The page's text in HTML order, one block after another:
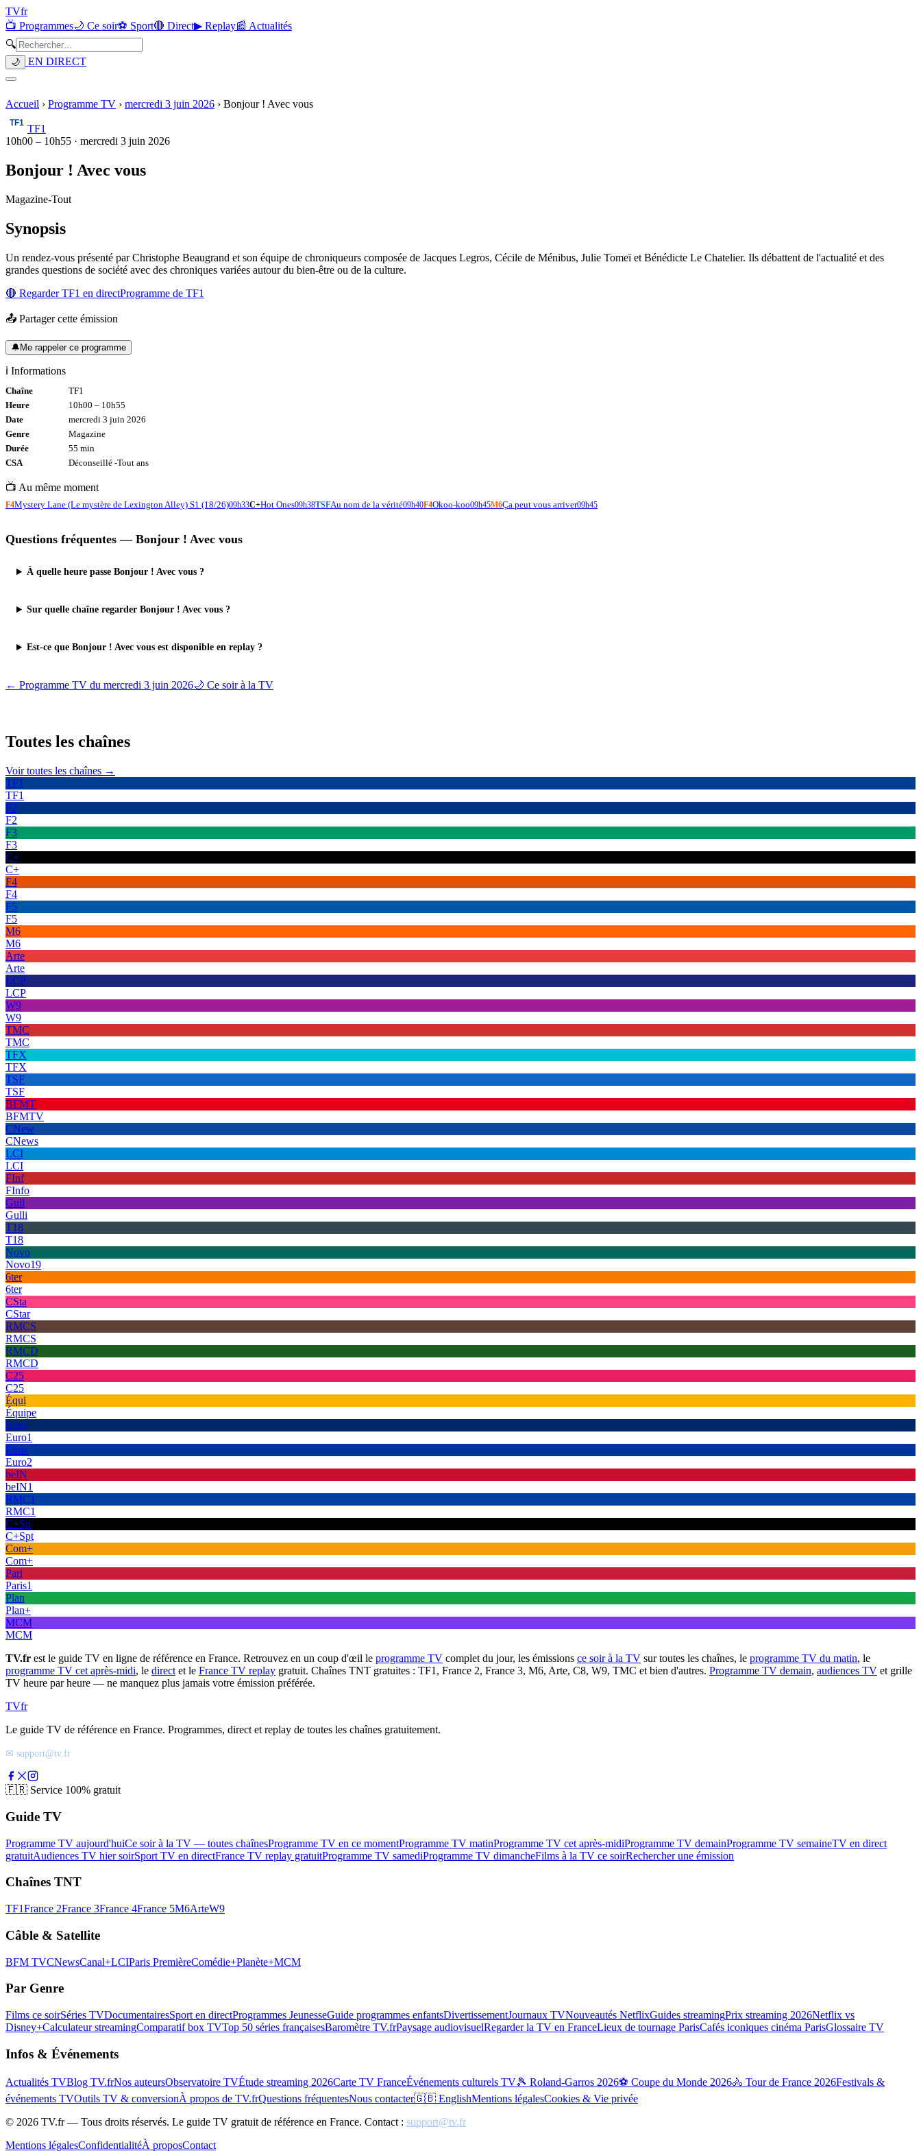
TVfr
📺 Programmes🌙 Ce soir⚽ Sport🔴 Direct▶ Replay📰 Actualités
🔍
🌙 EN DIRECT
Accueil › Programme TV › mercredi 3 juin 2026 › Bonjour ! Avec vous
TF1
10h00 – 10h55 · mercredi 3 juin 2026
Bonjour ! Avec vous
Magazine-Tout
Synopsis
Un rendez-vous présenté par Christophe Beaugrand et son équipe de chroniqueurs composée de Jacques Legros, Cécile de Ménibus, Julie Tomeï et Bénédicte Le Chatelier. Ils débattent de l'actualité et des
grandes questions de société avec des chroniques variées autour du bien-être ou de la culture.
🔴 RegarderTF1 en directProgramme de TF1
📤 Partager cette émission
🔔Me rappeler ce programme
ℹ️ Informations
Chaîne
TF1
Heure
10h00 – 10h55
Date
mercredi 3 juin 2026
Genre
Magazine
Durée
55 min
CSA
Déconseillé -Tout ans
📺 Au même moment
F4Mystery Lane (Le mystère de Lexington Alley) S1 (18/26)09h33C+Hot Ones09h38TSFAu nom de la vérité09h40F4Okoo-koo09h45M6Ça peut vous arriver09h45
Questions fréquentes — Bonjour ! Avec vous
À quelle heure passe Bonjour ! Avec vous ?
Sur quelle chaîne regarder Bonjour ! Avec vous ?
Est-ce que Bonjour ! Avec vous est disponible en replay ?
← Programme TV du mercredi 3 juin 2026🌙 Ce soir à la TV
Toutes les chaînes
Voir toutes les chaînes →
TF1
TF1
F2
F2
F3
F3
C+
C+
F4
F4
F5
F5
M6
M6
Arte
Arte
LCP
LCP
W9
W9
TMC
TMC
TFX
TFX
TSF
TSF
BFMT
BFMTV
CNew
CNews
LCI
LCI
FInf
FInfo
Gull
Gulli
T18
T18
Novo
Novo19
6ter
6ter
CSta
CStar
RMCS
RMCS
RMCD
RMCD
C25
C25
Équi
Équipe
Euro
Euro1
Euro
Euro2
beIN
beIN1
RMC1
RMC1
C+Sp
C+Spt
Com+
Com+
Pari
Paris1
Plan
Plan+
MCM
MCM
TV.fr est le guide TV en ligne de référence en France. Retrouvez en un coup d'œil le programme TV complet du jour, les émissions ce soir à la TV sur toutes les chaînes, le programme TV du matin, le
programme TV cet après-midi, le direct et le France TV replay gratuit. Chaînes TNT gratuites : TF1, France 2, France 3, M6, Arte, C8, W9, TMC et bien d'autres. Programme TV demain, audiences TV et grille
TV heure par heure — ne manquez plus jamais votre émission préférée.
TVfr
Le guide TV de référence en France. Programmes, direct et replay de toutes les chaînes gratuitement.
✉ support@tv.fr
🇫🇷 Service 100% gratuit
Guide TV
Programme TV aujourd'huiCe soir à la TV — toutes chaînesProgramme TV en ce momentProgramme TV matinProgramme TV cet après-midiProgramme TV demainProgramme TV semaineTV en direct
gratuitAudiences TV hier soirSport TV en directFrance TV replay gratuitProgramme TV samediProgramme TV dimancheFilms à la TV ce soirRechercher une émission
Chaînes TNT
TF1France 2France 3France 4France 5M6ArteW9
Câble & Satellite
BFM TVCNewsCanal+LCIParis PremièreComédie+Planète+MCM
Par Genre
Films ce soirSéries TVDocumentairesSport en directProgrammes JeunesseGuide programmes enfantsDivertissementJournaux TVNouveautés NetflixGuides streamingPrix streaming 2026Netflix vs
Disney+Calculateur streamingComparatif box TVTop 50 séries françaisesBaromètre TV.frPaysage audiovisuelRegarder la TV en FranceLieux de tournage ParisCafés iconiques cinéma ParisGlossaire TV
Infos & Événements
Actualités TVBlog TV.frNos auteursObservatoire TVÉtude streaming 2026Carte TV FranceÉvénements culturels TV🎾 Roland-Garros 2026⚽ Coupe du Monde 2026🚴 Tour de France 2026Festivals &
événements TVOutils TV & conversionÀ propos de TV.frQuestions fréquentesNous contacter🇬🇧 EnglishMentions légalesCookies & Vie privée
© 2026 TV.fr — Tous droits réservés. Le guide TV gratuit de référence en France. Contact : support@tv.fr
Mentions légalesConfidentialitéÀ proposContact